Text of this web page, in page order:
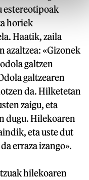
estereotipoak
horiek
Haatik, zaila
azaltzea: «Gizonek
galtzen
galtzearen
da. Hilketetan
zaigu, eta
dugu. Hilekoaren
eta uste dut
erraza izango».
hilekoaren